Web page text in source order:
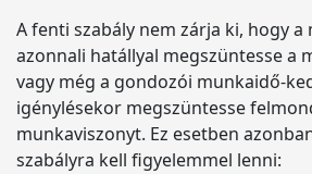
A fenti szabály nem zárja ki, hogy
azonnali hatállyal megszüntesse a
vagy még a gondozói munkaidő-
igénylésekor megszüntesse
munkaviszonyt. Ez esetben
szabályra kell figyelemmel lenni: